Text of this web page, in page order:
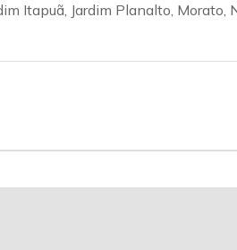
Itapuã, Jardim Planalto,